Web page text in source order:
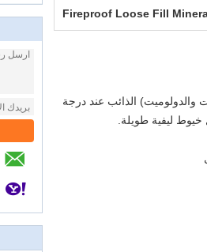
Fireproof Loose Fill
والدولوميت) الذائب عند درجة
ليفية طويلة.